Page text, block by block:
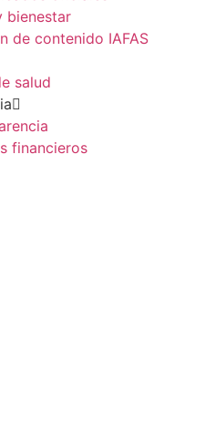
bienestar
de contenido IAFAS
salud
financieros